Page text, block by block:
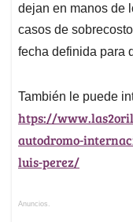
dejan en manos de
casos de
fecha definida para
También le puede
htps://
autodromo-
luis-perez/
Anuncios.